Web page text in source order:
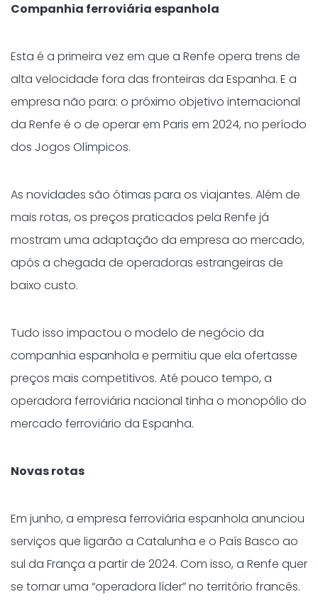
Companhia ferroviária espanhola
Esta é a primeira vez em que a Renfe opera trens de
alta velocidade fora das fronteiras da Espanha. E a
empresa não para: o próximo objetivo internacional
da Renfe é o de operar em Paris em 2024, no período
dos Jogos Olímpicos.
As novidades são ótimas para os viajantes. Além de
mais rotas, os preços praticados pela Renfe já
mostram uma adaptação da empresa ao mercado,
após a chegada de operadoras estrangeiras de
baixo custo.
Tudo isso impactou o modelo de negócio da
companhia espanhola e permitiu que ela ofertasse
preços mais competitivos. Até pouco tempo, a
operadora ferroviária nacional tinha o monopólio do
mercado ferroviário da Espanha.
Novas rotas
Em junho, a empresa ferroviária espanhola anunciou
serviços que ligarão a Catalunha e o País Basco ao
sul da França a partir de 2024. Com isso, a Renfe quer
se tornar uma “operadora líder” no território francês.